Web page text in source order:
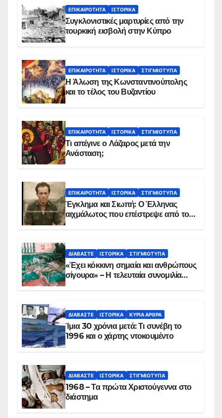
ΕΠΙΚΑΙΡΌΤΗΤΑ ΙΣΤΟΡΙΚΆ
Συγκλονιστικές μαρτυρίες από την
τουρκική εισβολή στην Κύπρο
ΕΠΙΚΑΙΡΌΤΗΤΑ ΙΣΤΟΡΙΚΆ ΣΤΙΓΜΙΌΤΥΠΑ
Η Άλωση της Κωνσταντινούπολης
και το τέλος του Βυζαντίου
ΕΠΙΚΑΙΡΌΤΗΤΑ ΙΣΤΟΡΙΚΆ ΣΤΙΓΜΙΌΤΥΠΑ
Τι απέγινε ο Λάζαρος μετά την
Ανάσταση;
ΕΠΙΚΑΙΡΌΤΗΤΑ ΙΣΤΟΡΙΚΆ ΣΤΙΓΜΙΌΤΥΠΑ
Έγκλημα και Σιωπή: Ο Έλληνας
αιχμάλωτος που επέστρεψε από το
ΔΙΑΒΆΣΤΕ ΙΣΤΟΡΙΚΆ ΣΤΙΓΜΙΌΤΥΠΑ
«Έχει κόκκινη σημαία και ανθρώπους
σίγουρα» – Η τελευταία συνομιλία
ΔΙΑΒΆΣΤΕ ΙΣΤΟΡΙΚΆ ΚΥΡΙΑ ΑΡΘΡΑ
Ίμια 30 χρόνια μετά: Τι συνέβη το
1996 και ο χάρτης ντοκουμέντο
ΔΙΑΒΆΣΤΕ ΙΣΤΟΡΙΚΆ ΣΤΙΓΜΙΌΤΥΠΑ
1968 – Τα πρώτα Χριστούγεννα στο
διάστημα